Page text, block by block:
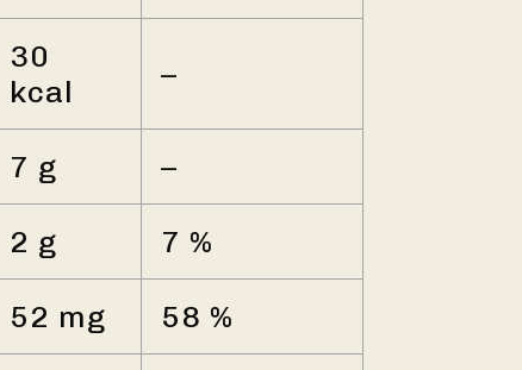
30
kcal
–
7 g –
2 g 7 %
52 mg 58 %